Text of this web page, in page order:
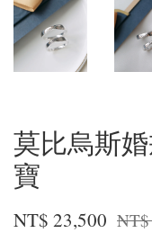
莫比烏斯
寶
NT$ 23,500